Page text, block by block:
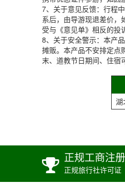
7、关于意见反馈：行程
系后，由导游现退差价，
受与《意见单》相反的投
8、关于安全警示：本产
摊贩。本产品不安排定点
末、道教节日期间、住宿
湖
正规工商注册
正规旅行社许可证